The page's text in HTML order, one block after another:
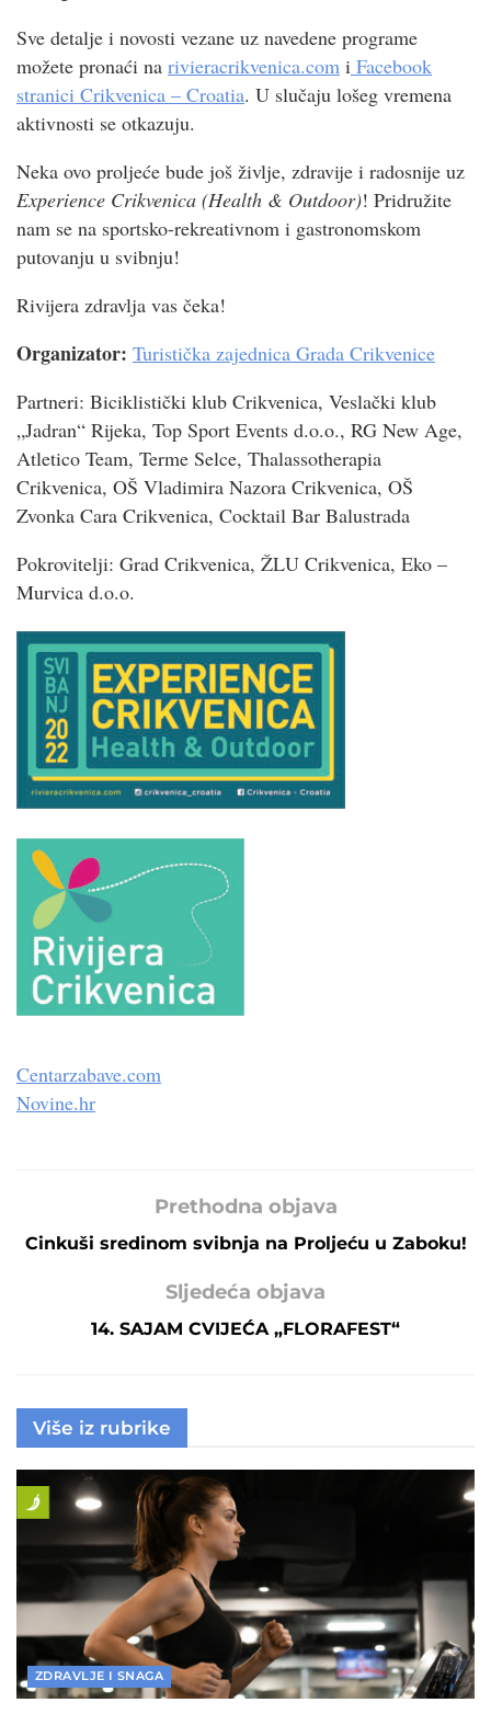
Sve detalje i novosti vezane uz navedene programe
možete pronaći na rivieracrikvenica.com i Facebook
stranici Crikvenica – Croatia. U slučaju lošeg vremena
aktivnosti se otkazuju.
Neka ovo proljeće bude još življe, zdravije i radosnije uz
Experience Crikvenica (Health & Outdoor)! Pridružite
nam se na sportsko-rekreativnom i gastronomskom
putovanju u svibnju!
Rivijera zdravlja vas čeka!
Organizator: Turistička zajednica Grada Crikvenice
Partneri: Biciklistički klub Crikvenica, Veslački klub
„Jadran“ Rijeka, Top Sport Events d.o.o., RG New Age,
Atletico Team, Terme Selce, Thalassotherapia
Crikvenica, OŠ Vladimira Nazora Crikvenica, OŠ
Zvonka Cara Crikvenica, Cocktail Bar Balustrada
Pokrovitelji: Grad Crikvenica, ŽLU Crikvenica, Eko –
Murvica d.o.o.
Centarzabave.com
Novine.hr
Prethodna objava
Cinkuši sredinom svibnja na Proljeću u Zaboku!
Sljedeća objava
14. SAJAM CVIJEĆA „FLORAFEST“
Više iz rubrike
ZDRAVLJE I SNAGA